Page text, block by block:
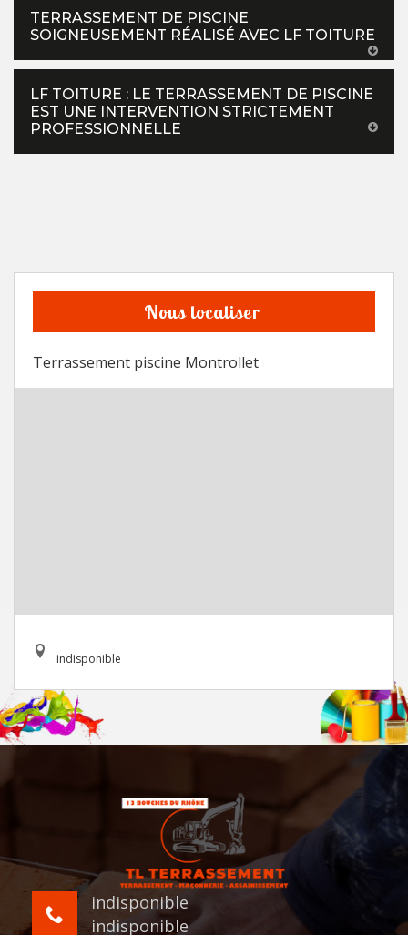
TERRASSEMENT DE PISCINE
SOIGNEUSEMENT RÉALISÉ AVEC LF TOITURE
LF TOITURE : LE TERRASSEMENT DE PISCINE
EST UNE INTERVENTION STRICTEMENT
PROFESSIONNELLE
Nous localiser
Terrassement piscine Montrollet
indisponible
indisponible
indisponible